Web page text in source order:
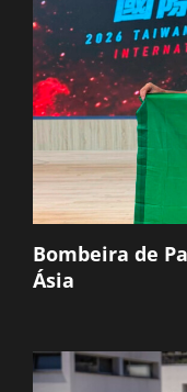
Bombeira de
Ásia